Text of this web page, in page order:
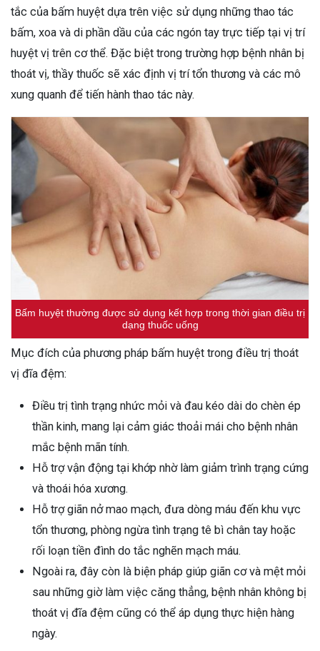
tắc của bấm huyệt dựa trên việc sử dụng những thao tác
bấm, xoa và di phần dầu của các ngón tay trực tiếp tại vị trí
huyệt vị trên cơ thể. Đặc biệt trong trường hợp bệnh nhân bị
thoát vị, thầy thuốc sẽ xác định vị trí tổn thương và các mô
xung quanh để tiến hành thao tác này.
Bấm huyệt thường được sử dụng kết hợp trong thời gian điều trị
dạng thuốc uống
Mục đích của phương pháp bấm huyệt trong điều trị thoát
vị đĩa đệm:
Điều trị tình trạng nhức mỏi và đau kéo dài do chèn ép
thần kinh, mang lại cảm giác thoải mái cho bệnh nhân
mắc bệnh mãn tính.
Hỗ trợ vận động tại khớp nhờ làm giảm trình trạng cứng
và thoái hóa xương.
Hỗ trợ giãn nở mao mạch, đưa dòng máu đến khu vực
tổn thương, phòng ngừa tình trạng tê bì chân tay hoặc
rối loạn tiền đình do tắc nghẽn mạch máu.
Ngoài ra, đây còn là biện pháp giúp giãn cơ và mệt mỏi
sau những giờ làm việc căng thẳng, bệnh nhân không bị
thoát vị đĩa đệm cũng có thể áp dụng thực hiện hàng
ngày.